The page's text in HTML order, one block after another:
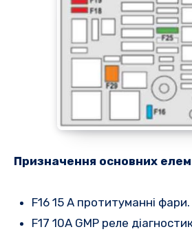
Призначення основних
F16 15 A протитуманні фари.
F17 10A GMP реле